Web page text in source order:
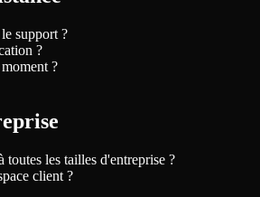
support ?
?
?
les tailles d'entreprise ?
client ?